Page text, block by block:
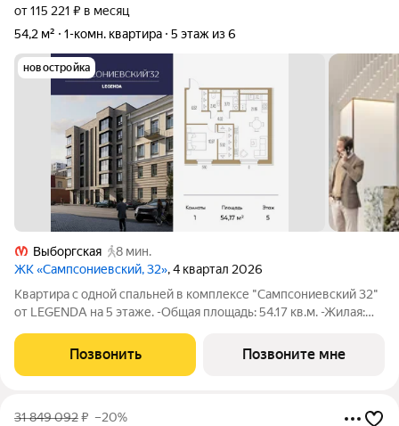
от 115 221 ₽ в месяц
54,2 м²
1-комн. квартира 5 этаж из 6
новостройка
Выборгская
8 мин.
ЖК «Сампсониевский, 32», 4 квартал 2026
Квартира с одной спальней в комплексе "Сампсониевский 32"
от LEGENDA на 5 этаже. -Общая площадь: 54.17 кв.м. -Жилая:
-Высота потолков 2.7 м. Все окна выходят на одну сторону. В
квартире один
Позвонить Позвоните мне
31 849 092₽ –20%